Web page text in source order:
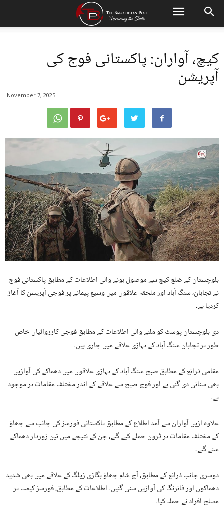
کیچ، آواران: پاکستانی فوج کی
آپریشن
November 7, 2025
بلوچستان کے ضلع کیچ سے موصول ہونے والی اطلاعات کے مطابق پاکستانی فوج
نے تجابان، سنگ آباد اور ملحقہ علاقوں میں وسیع پیمانے پر فوجی آپریشن کا آغاز
کردیا ہے۔
دی بلوچستان پوسٹ کو ملنے والی اطلاعات کے مطابق فوجی کارروائیاں خاص
طور پر تجابان سنگ آباد کے پہاڑی علاقے میں جاری ہیں۔
مقامی ذرائع کے مطابق صبح سنگ آباد کے پہاڑی علاقوں میں دھماکے کی آوازیں
بھی سنائی دی گئی ہے اور فوج صبح سے علاقے کے اندر مختلف مقامات پر موجود
ہے۔
علاوہ ازیں آواران سے آمد اطلاع کے مطابق پاکستانی فورسز کی جانب سے جھاؤ
کے مختلف مقامات پر ڈرون حملے کیے گئے، جن کے نتیجے میں تین زوردار دھماکے
سنے گئے۔
دوسری جانب ذرائع کے مطابق، آج شام جھاؤ بگاڑی زیلگ کے علاقے میں بھی شدید
دھماکوں اور فائرنگ کی آوازیں سنی گئیں۔ اطلاعات کے مطابق، فورسز کیمپ پر
مسلح افراد نے حملہ کیا۔